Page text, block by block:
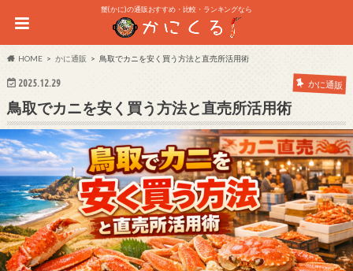
蟹(かに)の通販おすすめ・比較・ランキングなら
HOME かに通販 鳥取でカニを安く買う方法と直売所活用術
2025.12.29 かに通販
鳥取でカニを安く買う方法と直売所活用術